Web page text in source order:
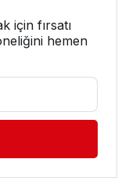
için fırsatı
hemen